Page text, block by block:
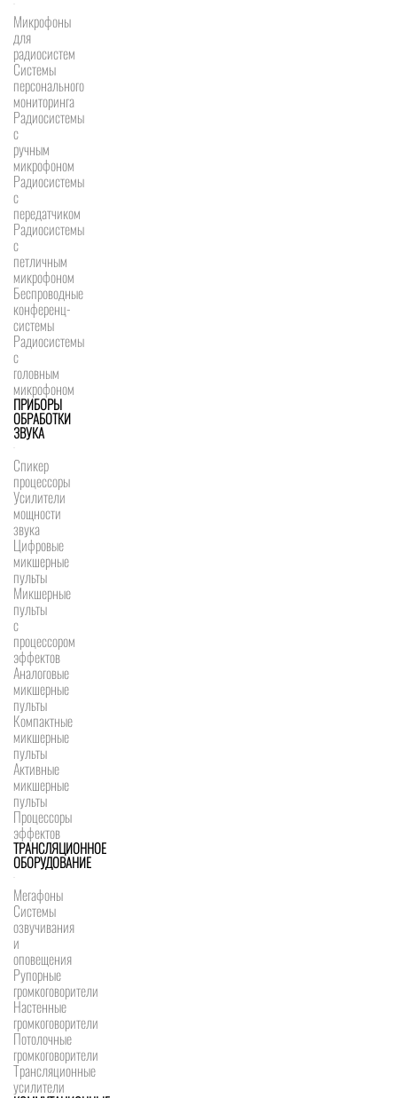
Микрофоны
для
радиосистем
Системы
персонального
мониторинга
Радиосистемы
c
ручным
микрофоном
Радиосистемы
с
передатчиком
Радиосистемы
с
петличным
микрофоном
Беспроводные
конференц-
системы
Радиосистемы
с
головным
микрофоном
ПРИБОРЫ
ОБРАБОТКИ
ЗВУКА
Спикер
процессоры
Усилители
мощности
звука
Цифровые
микшерные
пульты
Микшерные
пульты
с
процессором
эффектов
Аналоговые
микшерные
пульты
Компактные
микшерные
пульты
Активные
микшерные
пульты
Процессоры
эффектов
ТРАНСЛЯЦИОННОЕ
ОБОРУДОВАНИЕ
Мегафоны
Системы
озвучивания
и
оповещения
Рупорные
громкоговорители
Настенные
громкоговорители
Потолочные
громкоговорители
Трансляционные
усилители